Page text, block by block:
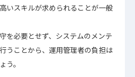
いスキルが求められることが一般
を必要とせず、システムのメンテ
うことから、運用管理者の負担は
う。